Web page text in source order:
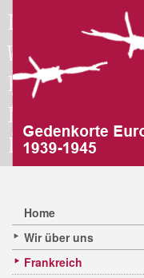
Home
Wir über uns
Frankreich